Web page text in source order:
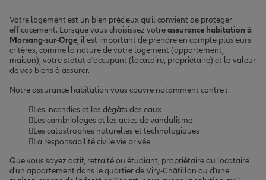
Votre logement est un bien précieux qu'il convient de protéger
efficacement. Lorsque vous choisissez votreassurance habitation à
Morsang-sur-Orge, il est important de prendre en compte plusieurs
critères, comme la nature de votre logement (appartement,
maison), votre statut d'occupant (locataire, propriétaire) et la valeur
de vos biens à assurer.
Notre assurance habitation vous couvre notamment contre :
Les incendies et les dégâts des eaux
Les cambriolages et les actes de vandalisme
Les catastrophes naturelles et technologiques
La responsabilité civile vie privée
Que vous soyez actif, retraité ou étudiant, propriétaire ou locataire
d'un appartement dans le quartier de Viry-Châtillon ou d'une